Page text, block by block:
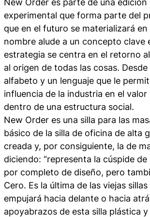
experimental que forma parte del
que en el futuro se materializará
nombre alude a un concepto clave
estrategia se centra en el retorno
al origen de todas las cosas.
alfabeto y un lenguaje que le
influencia de la industria en el
dentro de una estructura social.
New Order es una silla para las
básico de la silla de oficina de alta
creada y, por consiguiente, la de
diciendo: “representa la cúspide
por completo de diseño, pero
Cero. Es la última de las viejas
empujará hacia delante o hacia
apoyabrazos de esta silla plástica